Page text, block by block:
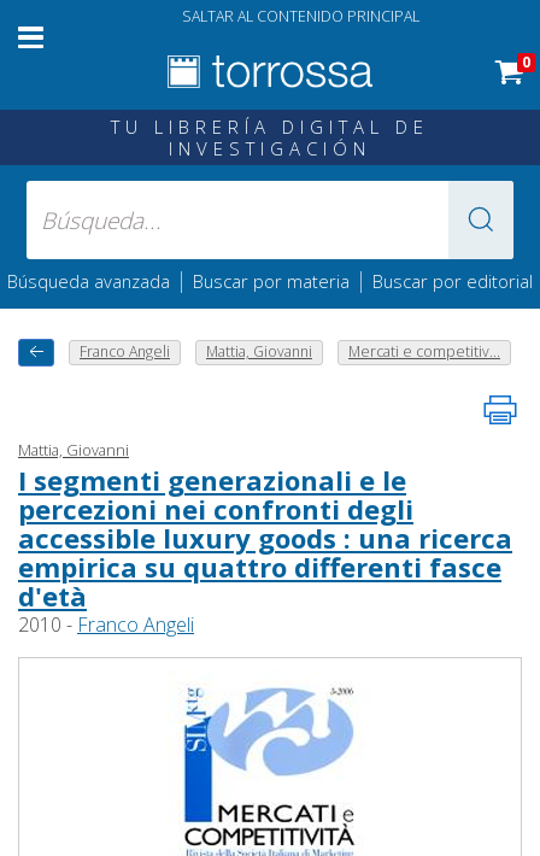
SALTAR AL CONTENIDO PRINCIPAL
0
TU LIBRERÍA DIGITAL DE
INVESTIGACIÓN
Búsqueda avanzada | Buscar por materia | Buscar por editorial
Franco Angeli Mattia, Giovanni Mercati e competitiv...
Mattia, Giovanni
I segmenti generazionali e le
percezioni nei confronti degli
accessible luxury goods : una ricerca
empirica su quattro differenti fasce
d'età
2010 - Franco Angeli